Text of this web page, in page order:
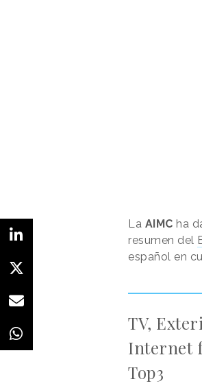
La AIMC ha
resumen del
español en
TV,
Internet
Top3